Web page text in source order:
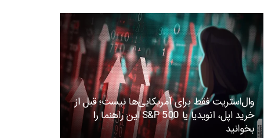
وال‌استریت فقط برای آمریکایی‌ها نیست؛ قبل از
خرید اپل، انویدیا یا S&P 500 این راهنما را
بخوانید